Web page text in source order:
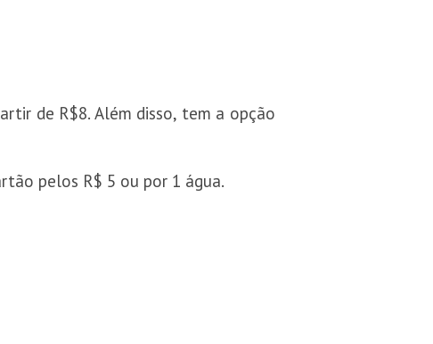
de R$8. Além disso, tem a opção
pelos R$ 5 ou por 1 água.